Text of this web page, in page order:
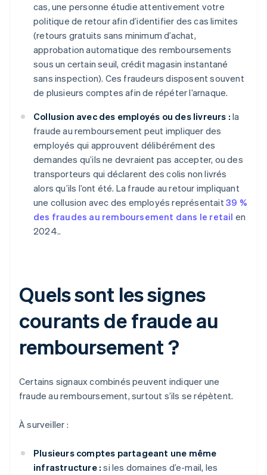
cas, une personne étudie attentivement votre
politique de retour afin d’identifier des cas limites
(retours gratuits sans minimum d’achat,
approbation automatique des remboursements
sous un certain seuil, crédit magasin instantané
sans inspection). Ces fraudeurs disposent souvent
de plusieurs comptes afin de répéter l’arnaque.
Collusion avec des employés ou des livreurs : la
fraude au remboursement peut impliquer des
employés qui approuvent délibérément des
demandes qu’ils ne devraient pas accepter, ou des
transporteurs qui déclarent des colis non livrés
alors qu’ils l’ont été. La fraude au retour impliquant
une collusion avec des employés représentait39 %
des fraudes au remboursement dans le retail en
2024..
Quels sont les signes
courants de fraude au
remboursement ?
Certains signaux combinés peuvent indiquer une
fraude au remboursement, surtout s’ils se répètent.
À surveiller :
Plusieurs comptes partageant une même
infrastructure : si les domaines d’e-mail, les